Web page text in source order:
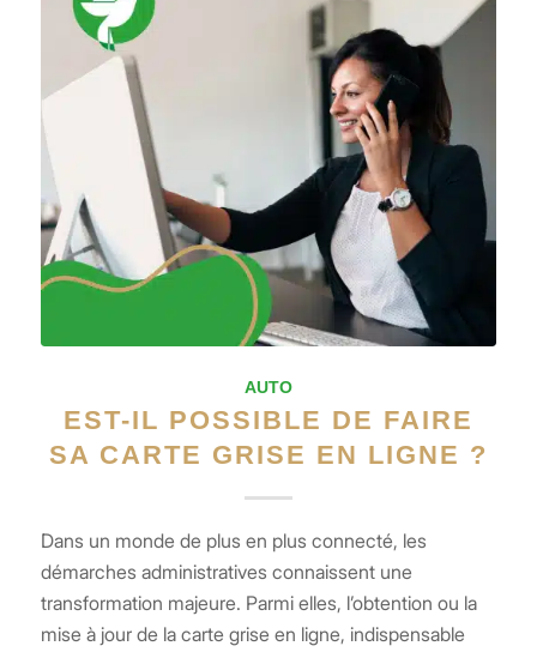
AUTO
EST-IL POSSIBLE DE FAIRE
SA CARTE GRISE EN LIGNE ?
Dans un monde de plus en plus connecté, les
démarches administratives connaissent une
transformation majeure. Parmi elles, l’obtention ou la
mise à jour de la carte grise en ligne, indispensable